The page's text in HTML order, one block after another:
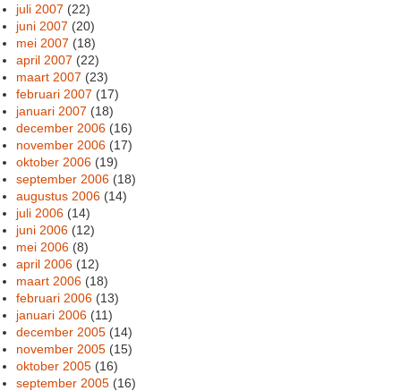
juli 2007 (22)
juni 2007 (20)
mei 2007 (18)
april 2007 (22)
maart 2007 (23)
februari 2007 (17)
januari 2007 (18)
december 2006 (16)
november 2006 (17)
oktober 2006 (19)
september 2006 (18)
augustus 2006 (14)
juli 2006 (14)
juni 2006 (12)
mei 2006 (8)
april 2006 (12)
maart 2006 (18)
februari 2006 (13)
januari 2006 (11)
december 2005 (14)
november 2005 (15)
oktober 2005 (16)
september 2005 (16)